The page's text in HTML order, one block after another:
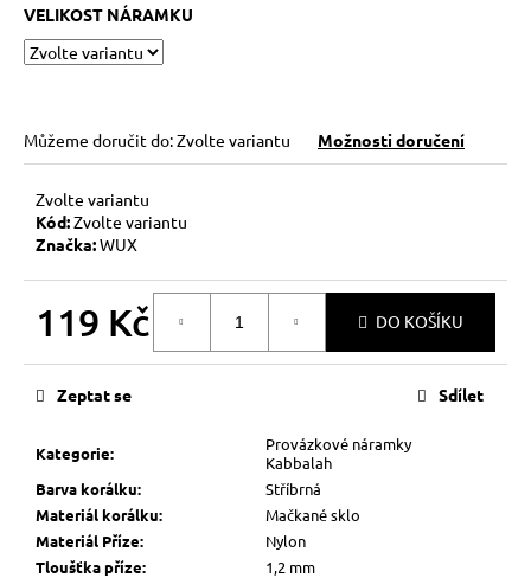
VELIKOST NÁRAMKU
Můžeme doručit do:Zvolte variantu Možnosti doručení
Zvolte variantu
Kód:Zvolte variantu
Značka:WUX
119 Kč DO KOŠÍKU
Kategorie:
Provázkové náramky
Kabbalah
Barva korálku:
Stříbrná
Materiál korálku:
Mačkané sklo
Materiál Příze:
Nylon
Tloušťka příze:
1,2 mm
Zeptat se Sdílet
m
e
ČERVENÝ
NÁRAMEK
Kč
Původně:
89